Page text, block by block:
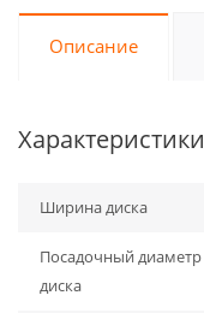
Описание
Характеристики
Ширина диска
Посадочный диаметр
диска